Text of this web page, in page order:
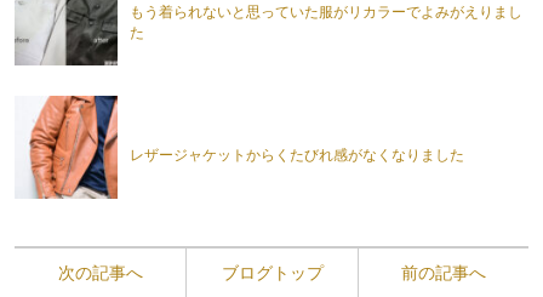
もう着られないと思っていた服がリカラーでよみがえりまし
た
レザージャケットからくたびれ感がなくなりました
次の記事へ ブログトップ 前の記事へ